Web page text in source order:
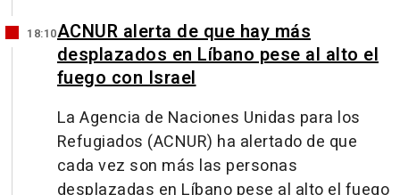
18:10ACNUR alerta de que hay más
desplazados en Líbano pese al alto el
fuego con Israel
La Agencia de Naciones Unidas para los
Refugiados (ACNUR) ha alertado de que
cada vez son más las personas